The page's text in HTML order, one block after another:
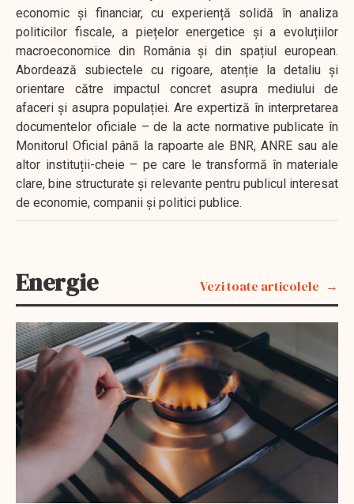
economic și financiar, cu experiență solidă în analiza
politicilor fiscale, a piețelor energetice și a evoluțiilor
macroeconomice din România și din spațiul european.
Abordează subiectele cu rigoare, atenție la detaliu și
orientare către impactul concret asupra mediului de
afaceri și asupra populației. Are expertiză în interpretarea
documentelor oficiale – de la acte normative publicate în
Monitorul Oficial până la rapoarte ale BNR, ANRE sau ale
altor instituții-cheie – pe care le transformă în materiale
clare, bine structurate și relevante pentru publicul interesat
de economie, companii și politici publice.
Energie Vezi toate articolele